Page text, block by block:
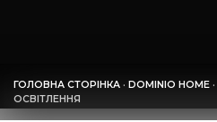
ГОЛОВНА СТОРІНКА · DOMINIO HOME ·
ОСВІТЛЕННЯ